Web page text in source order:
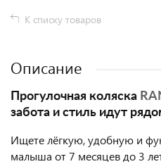
К списку товаров
Описание
Прогулочная коляска
забота и стиль идут
Ищете лёгкую, удобную и
малыша от 7 месяцев до 3